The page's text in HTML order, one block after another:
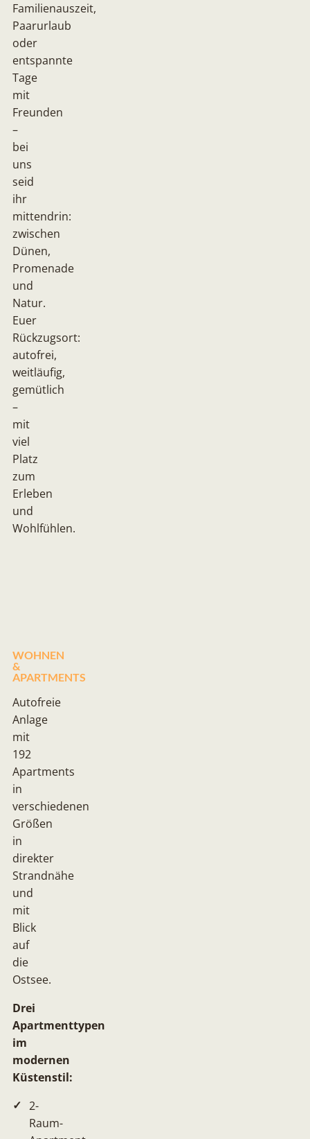
Familienauszeit,
Paarurlaub
oder
entspannte
Tage
mit
Freunden
–
bei
uns
seid
ihr
mittendrin:
zwischen
Dünen,
Promenade
und
Natur.
Euer
Rückzugsort:
autofrei,
weitläufig,
gemütlich
–
mit
viel
Platz
zum
Erleben
und
Wohlfühlen.
WOHNEN
&
APARTMENTS
Autofreie
Anlage
mit
192
Apartments
in
verschiedenen
Größen
in
direkter
Strandnähe
und
mit
Blick
auf
die
Ostsee.
Drei
Apartmenttypen
im
modernen
Küstenstil:
2-
Raum-